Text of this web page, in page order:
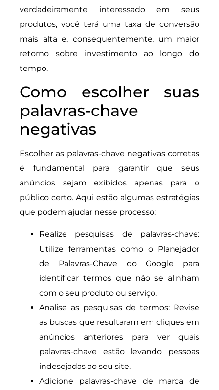
verdadeiramente interessado em seus
produtos, você terá uma taxa de conversão
mais alta e, consequentemente, um maior
retorno sobre investimento ao longo do
tempo.
Como escolher suas
palavras-chave
negativas
Escolher as palavras-chave negativas corretas
é fundamental para garantir que seus
anúncios sejam exibidos apenas para o
público certo. Aqui estão algumas estratégias
que podem ajudar nesse processo:
Realize pesquisas de palavras-chave:
Utilize ferramentas como o Planejador
de Palavras-Chave do Google para
identificar termos que não se alinham
com o seu produto ou serviço.
Analise as pesquisas de termos: Revise
as buscas que resultaram em cliques em
anúncios anteriores para ver quais
palavras-chave estão levando pessoas
indesejadas ao seu site.
Adicione palavras-chave de marca de